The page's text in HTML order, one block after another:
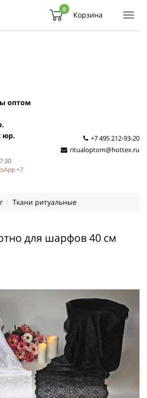
0
Корзина
оптом
юр.
+7
+7 495 212-93-20
ritualoptom@hottex.ru
Ткани ритуальные
для шарфов 40 см